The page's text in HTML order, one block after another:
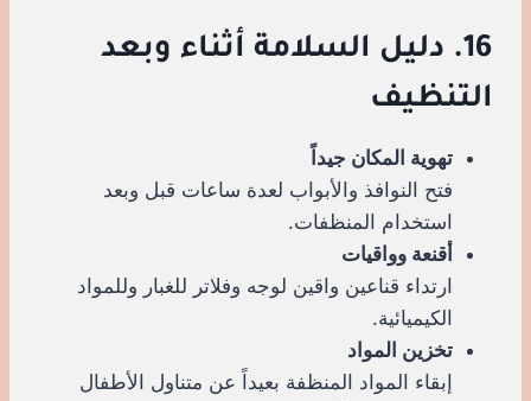
16. دليل السلامة أثناء وبعد
التنظيف
تهوية المكان جيداً
فتح النوافذ والأبواب لعدة ساعات قبل وبعد
استخدام المنظفات.
أقنعة وواقيات
ارتداء قناعين واقين لوجه وفلاتر للغبار وللمواد
الكيميائية.
تخزين المواد
إبقاء المواد المنظفة بعيداً عن متناول الأطفال